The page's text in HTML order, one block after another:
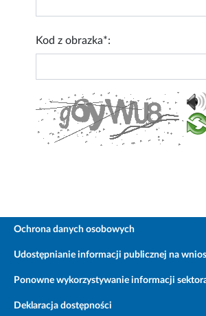
Kod z obrazka*:
Ochrona danych osobowych
Udostępnianie informacji publicznej na
Ponowne wykorzystywanie informacji
Deklaracja dostępności